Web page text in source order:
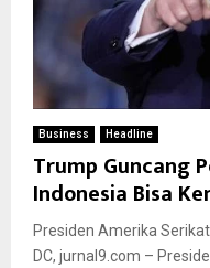
Business Headline
Trump Guncang
Indonesia Bisa
Presiden Amerika
DC, jurnal9.com –